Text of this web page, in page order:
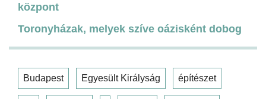
központ
Toronyházak, melyek szíve oázisként dobog
Budapest Egyesült Királyság építészet